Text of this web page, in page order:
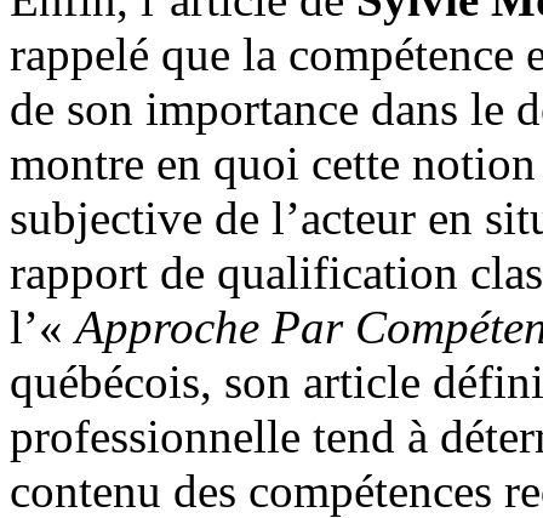
rappelé que la compétence
de son importance dans le
montre en quoi cette
subjective de l’acteur en
rapport de qualification
l’«Approche Par
québécois, son article
professionnelle tend à
contenu des compétences